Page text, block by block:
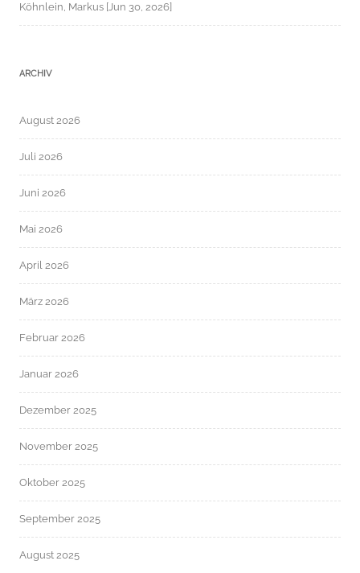
Köhnlein, Markus [Jun 30, 2026]
ARCHIV
August 2026
Juli 2026
Juni 2026
Mai 2026
April 2026
März 2026
Februar 2026
Januar 2026
Dezember 2025
November 2025
Oktober 2025
September 2025
August 2025